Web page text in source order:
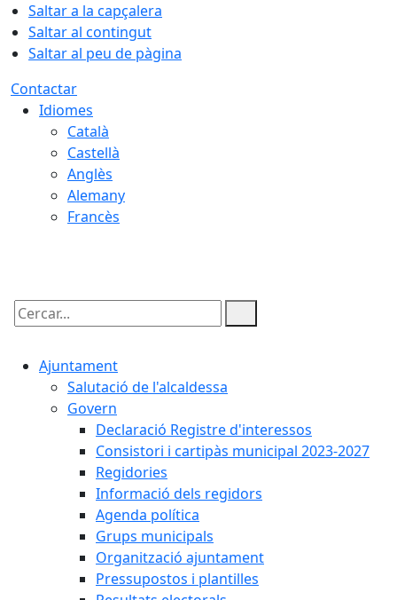
Saltar a la capçalera
Saltar al contingut
Saltar al peu de pàgina
Contactar
Idiomes
Català
Castellà
Anglès
Alemany
Francès
Cercar:
Ajuntament
Salutació de l'alcaldessa
Govern
Declaració Registre d'interessos
Consistori i cartipàs municipal 2023-2027
Regidories
Informació dels regidors
Agenda política
Grups municipals
Organització ajuntament
Pressupostos i plantilles